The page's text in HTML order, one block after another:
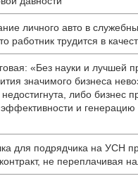
личного авто в
работник трудится в
«Без науки и лучшей
значимого бизнеса
либо бизнес
эффективности и
для подрядчика на УСН
не переплачивая